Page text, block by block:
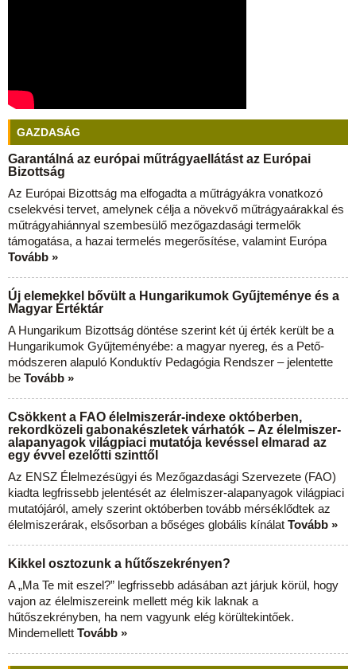
GAZDASÁG
Garantálná az európai műtrágyaellátást az Európai
Bizottság
Az Európai Bizottság ma elfogadta a műtrágyákra vonatkozó
cselekvési tervet, amelynek célja a növekvő műtrágyaárakkal és
műtrágyahiánnyal szembesülő mezőgazdasági termelők
támogatása, a hazai termelés megerősítése, valamint Európa
Tovább »
Új elemekkel bővült a Hungarikumok Gyűjteménye és a
Magyar Értéktár
A Hungarikum Bizottság döntése szerint két új érték került be a
Hungarikumok Gyűjteményébe: a magyar nyereg, és a Pető-
módszeren alapuló Konduktív Pedagógia Rendszer – jelentette
be Tovább »
Csökkent a FAO élelmiszerár-indexe októberben,
rekordközeli gabonakészletek várhatók – Az élelmiszer-
alapanyagok világpiaci mutatója kevéssel elmarad az
egy évvel ezelőtti szinttől
Az ENSZ Élelmezésügyi és Mezőgazdasági Szervezete (FAO)
kiadta legfrissebb jelentését az élelmiszer-alapanyagok világpiaci
mutatójáról, amely szerint októberben tovább mérséklődtek az
élelmiszerárak, elsősorban a bőséges globális kínálat Tovább »
Kikkel osztozunk a hűtőszekrényen?
A „Ma Te mit eszel?” legfrissebb adásában azt járjuk körül, hogy
vajon az élelmiszereink mellett még kik laknak a
hűtőszekrényben, ha nem vagyunk elég körültekintőek.
Mindemellett Tovább »